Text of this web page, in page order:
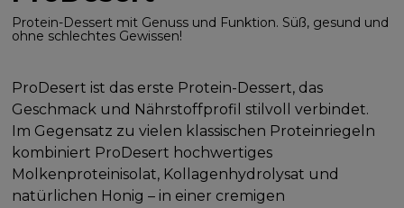
Protein-Dessert mit Genuss und Funktion. Süß, gesund und
ohne schlechtes Gewissen!
ProDesert ist das erste Protein-Dessert, das
Geschmack und Nährstoffprofil stilvoll verbindet.
Im Gegensatz zu vielen klassischen Proteinriegeln
kombiniert ProDesert hochwertiges
Molkenproteinisolat, Kollagenhydrolysat und
natürlichen Honig – in einer cremigen